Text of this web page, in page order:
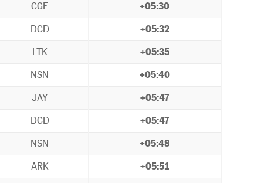
CGF +05:30
DCD +05:32
LTK +05:35
NSN +05:40
JAY +05:47
DCD +05:47
NSN +05:48
ARK +05:51